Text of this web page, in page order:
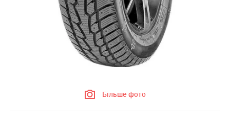
Більше фото